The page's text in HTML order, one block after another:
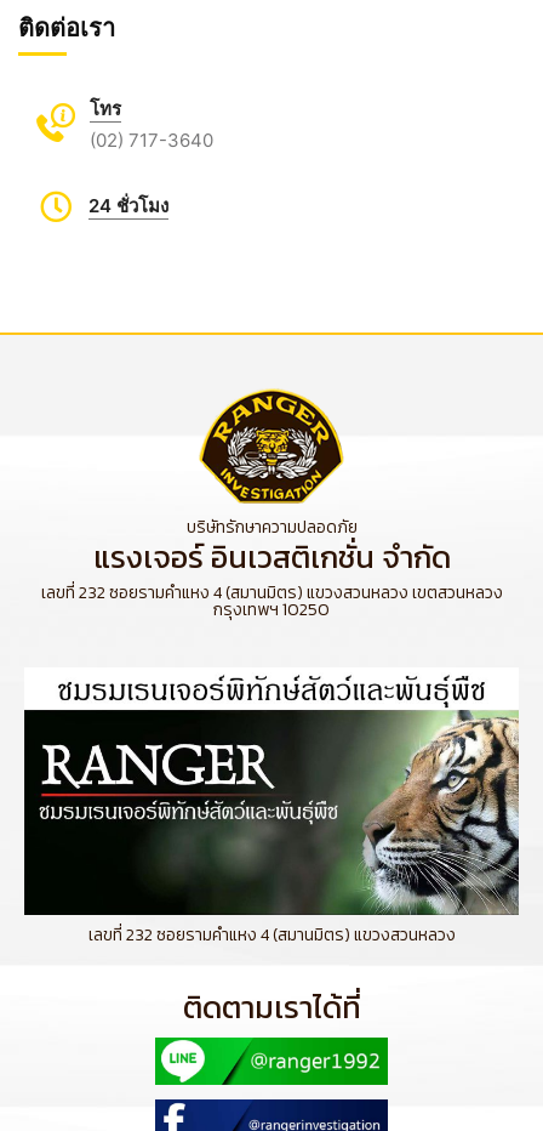
ติดต่อเรา
โทร
(02) 717-3640
24 ชั่วโมง
บริษัทรักษาความปลอดภัย
แรงเจอร์ อินเวสติเกชั่น จำกัด
เลขที่ 232 ซอยรามคำแหง 4 (สมานมิตร) แขวงสวนหลวง เขตสวนหลวง
กรุงเทพฯ 10250
เลขที่ 232 ซอยรามคำแหง 4 (สมานมิตร) แขวงสวนหลวง
ติดตามเราได้ที่